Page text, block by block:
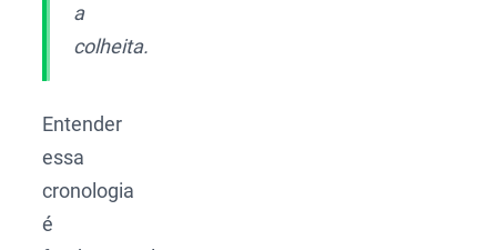
a
colheita.
Entender
essa
cronologia
é